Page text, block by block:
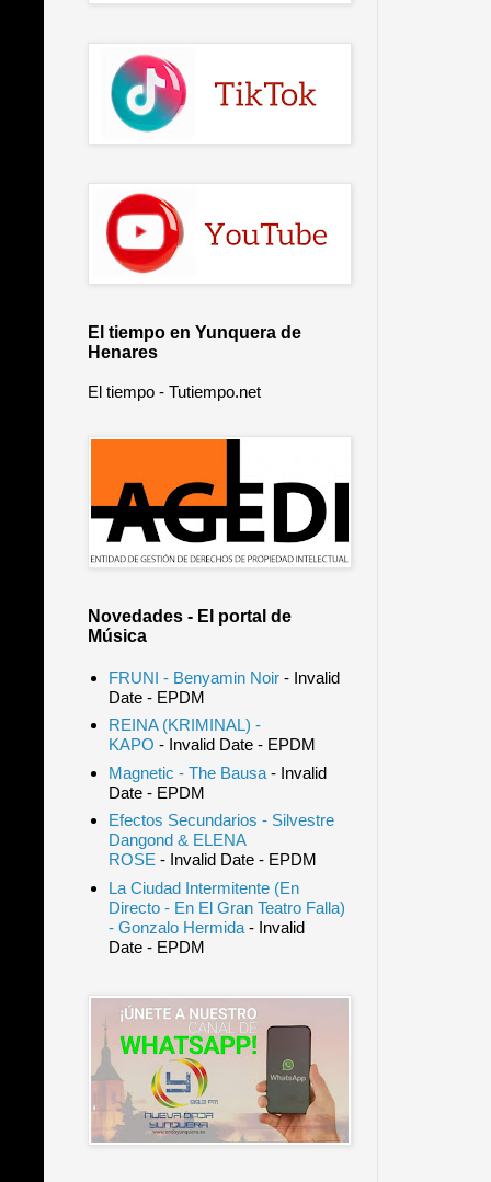
El tiempo en Yunquera de
Henares
El tiempo - Tutiempo.net
Novedades - El portal de
Música
FRUNI - Benyamin Noir- Invalid
Date- EPDM
REINA (KRIMINAL) -
KAPO - Invalid Date- EPDM
Magnetic - The Bausa- Invalid
Date- EPDM
Efectos Secundarios - Silvestre
Dangond & ELENA
ROSE - Invalid Date- EPDM
La Ciudad Intermitente (En
Directo - En El Gran Teatro Falla)
- Gonzalo Hermida- Invalid
Date- EPDM